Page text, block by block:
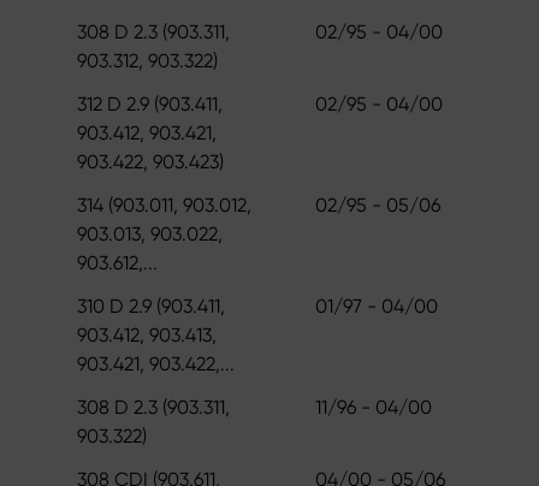
308 D 2.3 (903.311,
903.312, 903.322)
02/95 - 04/00
312 D 2.9 (903.411,
903.412, 903.421,
903.422, 903.423)
02/95 - 04/00
314 (903.011, 903.012,
903.013, 903.022,
903.612,...
02/95 - 05/06
310 D 2.9 (903.411,
903.412, 903.413,
903.421, 903.422,...
01/97 - 04/00
308 D 2.3 (903.311,
903.322)
11/96 - 04/00
308 CDI (903.611,
04/00 - 05/06